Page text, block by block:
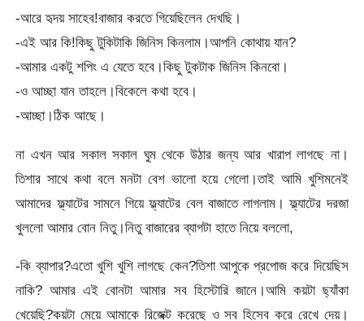
-আরে হৃদয় সাহেব!বাজার করতে গিয়েছিলেন দেখছি।
-এই আর কি!কিছু টুকিটাকি জিনিস কিনলাম।আপনি কোথায় যান?
-আমার একটু শপিং এ যেতে হবে।কিছু টুকটাক জিনিস কিনবো।
-ও আচ্ছা যান তাহলে।বিকেলে কথা হবে।
-আচ্ছা।ঠিক আছে।
না এখন আর সকাল সকাল ঘুম থেকে উঠার জন্য আর খারাপ লাগছে না।
তিশার সাথে কথা বলে মনটা বেশ ভালো হয়ে গেলো।তাই আমি খুশিমনেই
আমাদের ফ্ল্যাটের সামনে গিয়ে ফ্ল্যাটের বেল বাজাতে লাগলাম। ফ্ল্যাটের দরজা
খুললো আমার বোন নিতু।নিতু বাজারের ব্যাগটা হাতে নিয়ে বললো,
-কি ব্যাপার?এতো খুশি খুশি লাগছে কেন?তিশা আপুকে প্রপোজ করে দিয়েছিস
নাকি? আমার এই বোনটা আমার সব হিস্টোরি জানে।আমি কয়টা ছ্যাঁকা
খেয়েছি?কয়টা মেয়ে আমাকে রিজেক্ট করেছে ও সব হিসেব করে রেখে দেয়।